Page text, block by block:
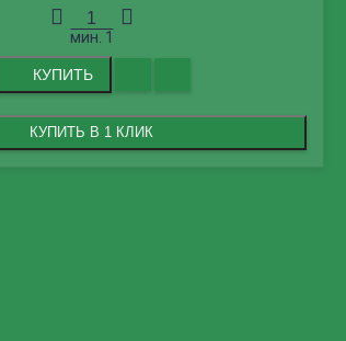
мин. 1
КУПИТЬ
КУПИТЬ В 1 КЛИК